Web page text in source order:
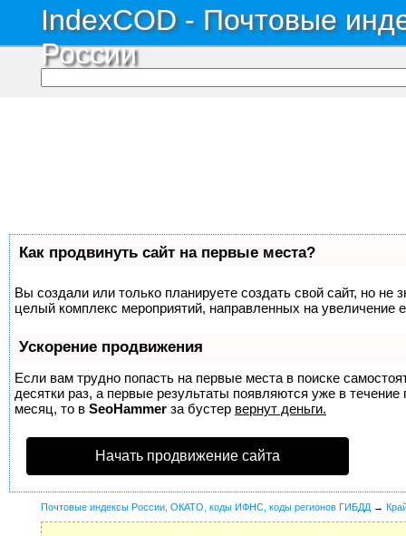
IndexCOD - Почтовые
России
Как продвинуть сайт на первые места?
Вы создали или только планируете создать свой сайт, но не
целый комплекс мероприятий, направленных на увеличение
Ускорение продвижения
Если вам трудно попасть на первые места в поиске
десятки раз, а первые результаты появляются уже в
месяц, то в SeoHammer за бустер вернут деньги.
Начать продвижение сайта
Почтовые индексы России, ОКАТО, коды ИФНС, коды регионов ГИБДД →